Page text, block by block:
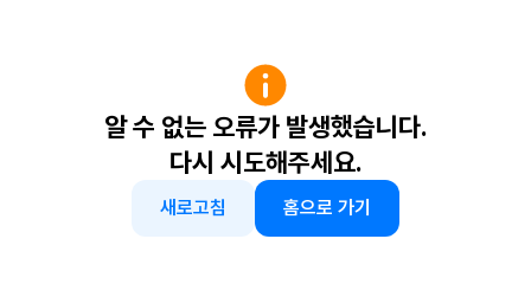
알 수 없는 오류가 발생했습니다.
다시 시도해주세요.
새로고침 홈으로 가기